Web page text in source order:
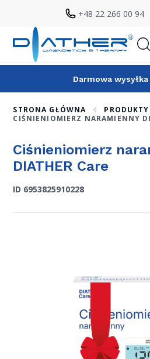
+48 22 266 00 94
Darmowa wysyłka
STRONA GŁÓWNA
PRODUKTY
CIŚNIENIOMIERZ NARAMIENNY
Ciśnieniomierz
DIATHER Care
ID 6953825910228